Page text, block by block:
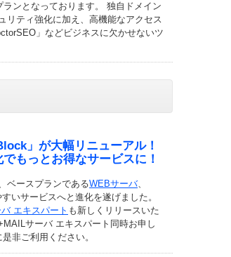
ンとなっております。 独自ドメイン
リティ強化に加え、高機能なアクセス
」などビジネスに欠かせないツ
」が大幅リニューアル！
もっとお得なサービスに！
ベースプランであるWEBサーバ、
いサービスへと進化を遂げました。
エキスパート も新しくリリースいた
サーバ エキスパート同時お申し
非ご利用ください。